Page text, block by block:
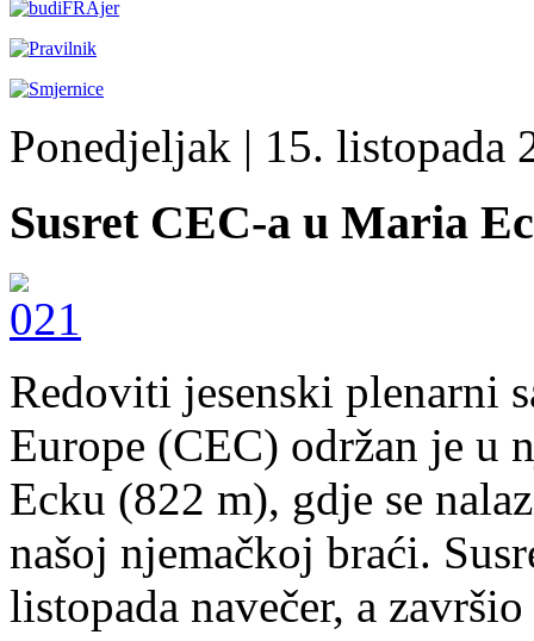
Ponedjeljak | 15. listopada
Susret CEC-a u Maria
Redoviti jesenski plenarni
Europe (CEC) održan je u
Ecku (822 m), gdje se
našoj njemačkoj braći.
listopada navečer, a